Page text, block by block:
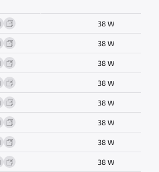
38 W
38 W
38 W
38 W
38 W
38 W
38 W
38 W